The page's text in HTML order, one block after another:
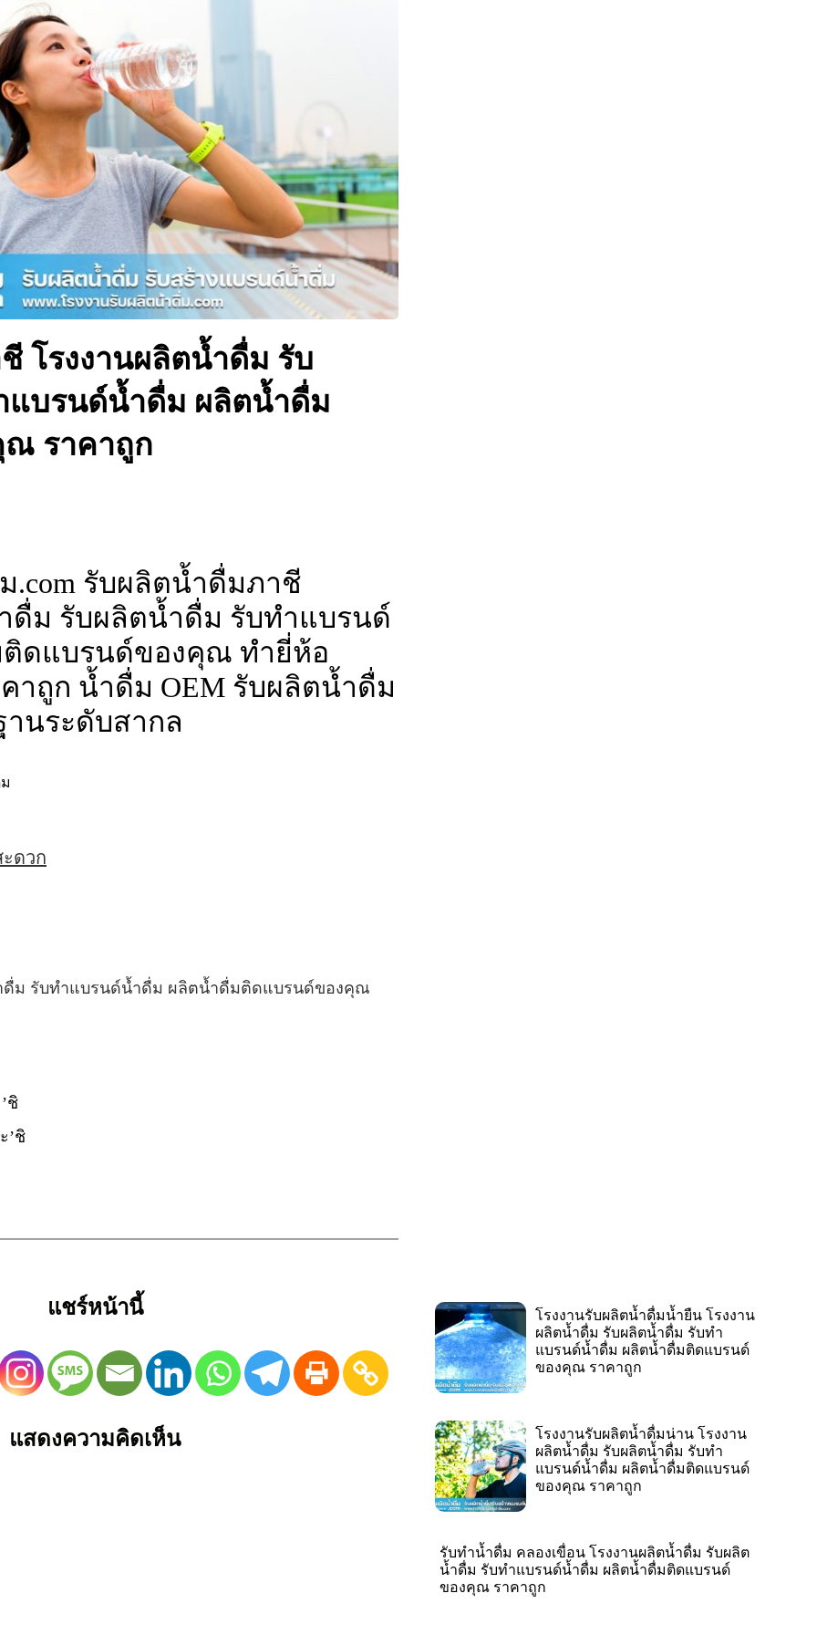
โรงงานผลิตน้ำดื่ม รับ
แบรนด์น้ำดื่ม ผลิตน้ำดื่ม
ราคาถูก
.com รับผลิตน้ำดื่มภาชี
ดื่ม รับผลิตน้ำดื่ม รับทำแบรนด์
ดแบรนด์ของคุณ ทำยี่ห้อ
าถูก น้ำดื่ม OEM รับผลิตน้ำดื่ม
นระดับสากล
ดวก
ดื่ม รับทำแบรนด์น้ำดื่ม ผลิตน้ำดื่มติดแบรนด์ของคุณ
ชิ
’ชิ
แชร์หน้านี้
แสดงความคิดเห็น
โรงงานรับผลิตน้ำดื่มน้ำยืน โรงงาน
ผลิตน้ำดื่ม รับผลิตน้ำดื่ม รับทำ
แบรนด์น้ำดื่ม ผลิตน้ำดื่มติดแบรนด์
ของคุณ ราคาถูก
โรงงานรับผลิตน้ำดื่มน่าน โรงงาน
ผลิตน้ำดื่ม รับผลิตน้ำดื่ม รับทำ
แบรนด์น้ำดื่ม ผลิตน้ำดื่มติดแบรนด์
ของคุณ ราคาถูก
รับทำน้ำดื่ม คลองเขื่อน โรงงานผลิตน้ำดื่ม รับผลิต
น้ำดื่ม รับทำแบรนด์น้ำดื่ม ผลิตน้ำดื่มติดแบรนด์
ของคุณ ราคาถูก